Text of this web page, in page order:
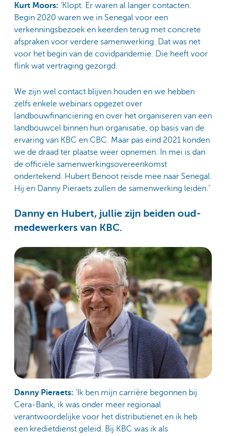
Kurt Moors: ‘Klopt. Er waren al langer contacten.
Begin 2020 waren we in Senegal voor een
verkenningsbezoek en keerden terug met concrete
afspraken voor verdere samenwerking. Dat was net
voor het begin van de covidpandemie. Die heeft voor
flink wat vertraging gezorgd.
We zijn wel contact blijven houden en we hebben
zelfs enkele webinars opgezet over
landbouwfinanciering en over het organiseren van een
landbouwcel binnen hun organisatie, op basis van de
ervaring van KBC en CBC. Maar pas eind 2021 konden
we de draad ter plaatse weer opnemen. In mei is dan
de officiële samenwerkingsovereenkomst
ondertekend. Hubert Benoot reisde mee naar Senegal.
Hij en Danny Pieraets zullen de samenwerking leiden.’
Danny en Hubert, jullie zijn beiden oud-
medewerkers van KBC.
Danny Pieraets: ‘Ik ben mijn carrière begonnen bij
Cera-Bank, ik was onder meer regionaal
verantwoordelijke voor het distributienet en ik heb
een kredietdienst geleid. Bij KBC was ik als